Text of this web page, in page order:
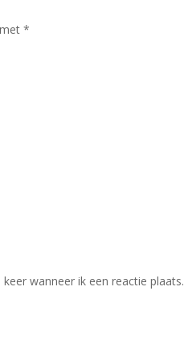
met*
wanneer ik een reactie plaats.